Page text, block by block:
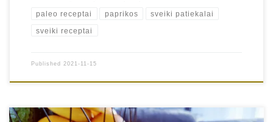
paleo receptai paprikos sveiki patiekalai
sveiki receptai
Published 2021-11-15